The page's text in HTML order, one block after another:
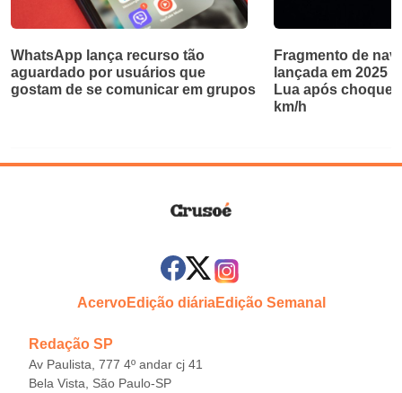
WhatsApp lança recurso tão
aguardado por usuários que
gostam de se comunicar em grupos
Fragmento de
lançada em 2025
Lua após choque
km/h
AcervoEdição diáriaEdição Semanal
Redação SP
Av Paulista, 777 4º andar cj 41
Bela Vista, São Paulo-SP